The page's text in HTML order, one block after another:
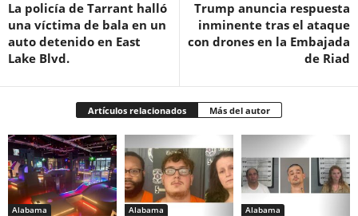
La policía de Tarrant halló
una víctima de bala en un
auto detenido en East
Lake Blvd.
Trump anuncia respuesta
inminente tras el ataque
con drones en la Embajada
de Riad
Artículos relacionados Más del autor
Alabama Alabama Alabama